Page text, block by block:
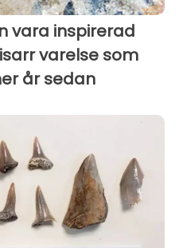
vara inspirerad
varelse som
år sedan